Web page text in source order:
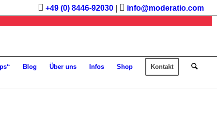
+49 (0) 8446-92030 info@moderatio.com
Blog Über uns Infos Shop Kontakt